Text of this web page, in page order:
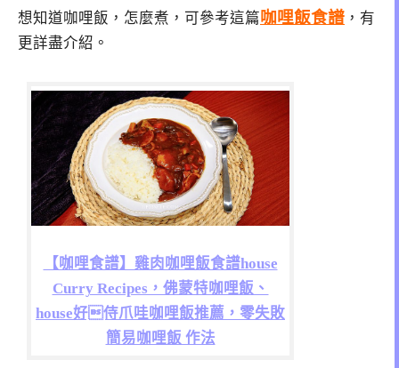
想知道咖哩飯，怎麼煮，可參考這篇咖哩飯食譜 ，有
更詳盡介紹。
【咖哩食譜】雞肉咖哩飯食譜house
Curry Recipes，佛蒙特咖哩飯、
house好侍爪哇咖哩飯推薦，零失敗
簡易咖哩飯 作法